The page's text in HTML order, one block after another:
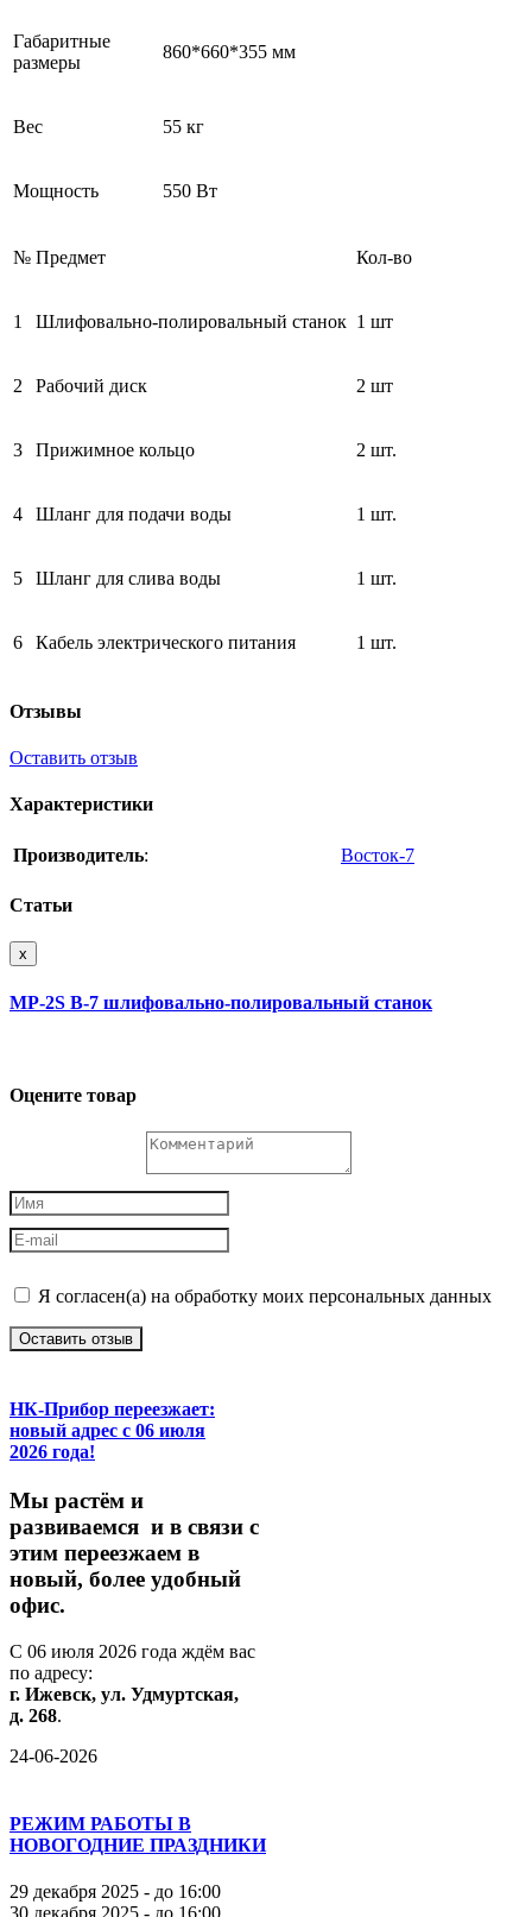
Габаритные
размеры
860*660*355 мм
Вес 55 кг
Мощность 550 Вт
№ Предмет Кол-во
1 Шлифовально-полировальный станок 1 шт
2 Рабочий диск 2 шт
3 Прижимное кольцо 2 шт.
4 Шланг для подачи воды 1 шт.
5 Шланг для слива воды 1 шт.
6 Кабель электрического питания 1 шт.
Отзывы
Оставить отзыв
Характеристики
Производитель: Восток-7
Статьи
x
MP-2S В-7 шлифовально-полировальный станок
Оцените товар
Я согласен(а) на обработку моих персональных данных
Оставить отзыв
НК-Прибор переезжает:
новый адрес с 06 июля
2026 года!
Мы растём и
развиваемся и в связи с
этим переезжаем в
новый, более удобный
офис.
С 06 июля 2026 года ждём вас
по адресу:
г. Ижевск, ул. Удмуртская,
д. 268.
24-06-2026
РЕЖИМ РАБОТЫ В
НОВОГОДНИЕ ПРАЗДНИКИ
29 декабря 2025 - до 16:00
30 декабря 2025 - до 16:00